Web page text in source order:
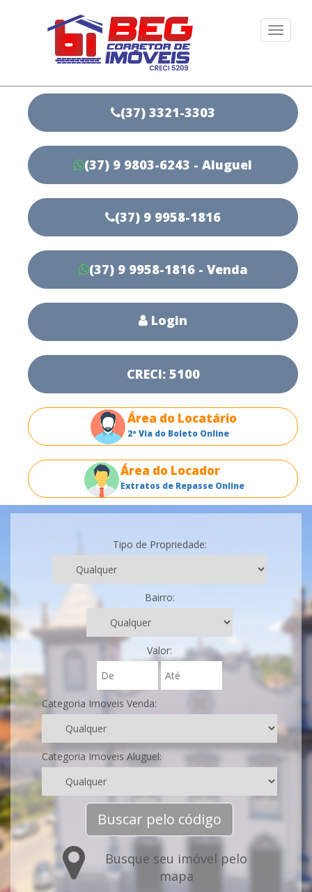
(37) 3321-3303
(37) 9 9803-6243 - Aluguel
(37) 9 9958-1816
(37) 9 9958-1816 - Venda
Login
CRECI: 5100
Área do Locatário
2ª Via do Boleto Online
Área do Locador
Extratos de Repasse Online
Tipo de Propriedade:
Bairro:
Valor:
Categoria Imoveis Venda:
Categoria Imoveis Aluguel:
Buscar pelo código
Busque seu imóvel pelo
mapa